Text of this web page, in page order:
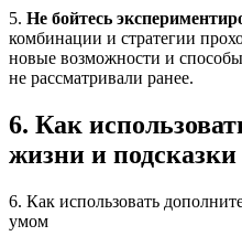
5. Не бойтесь
комбинации и стратегии
новые возможности и
не рассматривали ранее.
6. Как
жизни и
6. Как использовать
умом